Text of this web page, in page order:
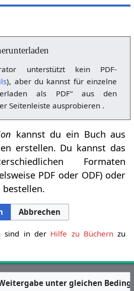
unterstützt kein PDF-
), aber du kannst für einzelne
als PDF“ aus den
Seitenleiste ausprobieren .
kannst du ein Buch aus
erstellen. Du kannst das
Formaten
PDF oder ODF) oder
Abbrechen
sind in der Hilfe zu Büchernzu